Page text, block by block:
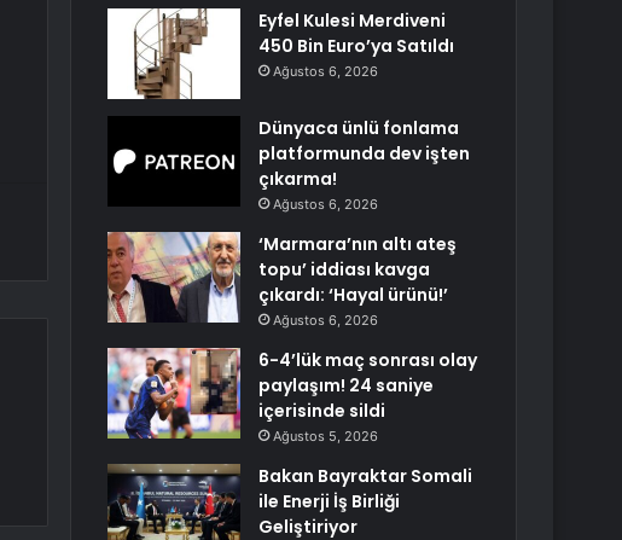
Eyfel Kulesi Merdiveni
450 Bin Euro’ya Satıldı
Ağustos 6, 2026
Dünyaca ünlü fonlama
platformunda dev işten
çıkarma!
Ağustos 6, 2026
‘Marmara’nın altı ateş
topu’ iddiası kavga
çıkardı: ‘Hayal ürünü!’
Ağustos 6, 2026
6-4’lük maç sonrası olay
paylaşım! 24 saniye
içerisinde sildi
Ağustos 5, 2026
Bakan Bayraktar Somali
ile Enerji İş Birliği
Geliştiriyor